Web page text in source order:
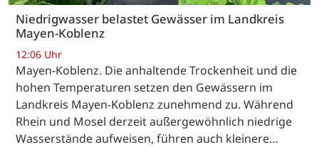
Niedrigwasser belastet Gewässer im Landkreis
Mayen-Koblenz
12:06 Uhr
Mayen-Koblenz. Die anhaltende Trockenheit und die
hohen Temperaturen setzen den Gewässern im
Landkreis Mayen-Koblenz zunehmend zu. Während
Rhein und Mosel derzeit außergewöhnlich niedrige
Wasserstände aufweisen, führen auch kleinere…